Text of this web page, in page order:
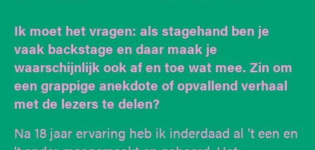
Ik moet het vragen: als stagehand ben je
vaak backstage en daar maak je
waarschijnlijk ook af en toe wat mee. Zin om
een grappige anekdote of opvallend verhaal
met de lezers te delen?
Na 18 jaar ervaring heb ik inderdaad al ’t een en